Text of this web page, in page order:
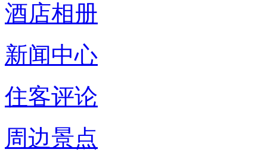
酒店相册
新闻中心
住客评论
周边景点